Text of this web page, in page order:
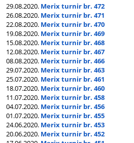
29.08.2020. Merix turnir br. 472
26.08.2020. Merix turnir br. 471
22.08.2020. Merix turnir br. 470
19.08.2020. Merix turnir br. 469
15.08.2020. Merix turnir br. 468
12.08.2020. Merix turnir br. 467
08.08.2020. Merix turnir br. 466
29.07.2020. Merix turnir br. 463
25.07.2020. Merix turnir br. 461
18.07.2020. Merix turnir br. 460
11.07.2020. Merix turnir br. 458
04.07.2020. Merix turnir br. 456
01.07.2020. Merix turnir br. 455
24.06.2020. Merix turnir br. 453
20.06.2020. Merix turnir br. 452